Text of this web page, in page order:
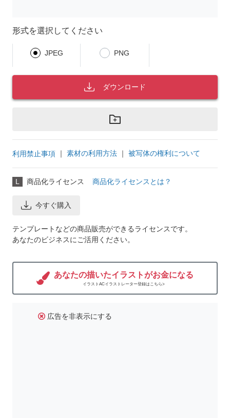
形式を選択してください
JPEG PNG
ダウンロード
利用禁止事項 ｜ 素材の利用方法 ｜ 被写体の権利について
L 商品化ライセンス 商品化ライセンスとは？
今すぐ購入
テンプレートなどの商品販売ができるライセンスです。
あなたのビジネスにご活用ください。
あなたの描いたイラストがお金になる
イラストACイラストレーター登録はこちら>
広告を非表示にする